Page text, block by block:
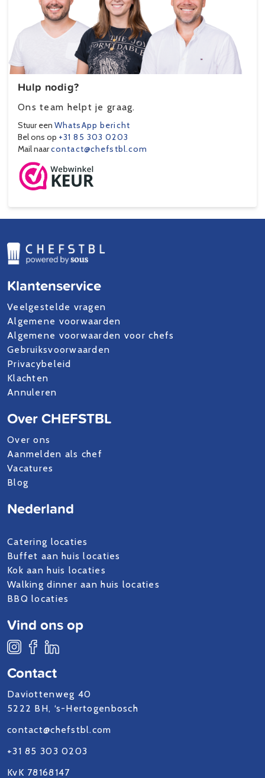
Hulp nodig?
Ons team helpt je graag.
Stuur een WhatsApp bericht
Bel ons op +31 85 303 0203
Mail naarcontact@chefstbl.com
Klantenservice
Veelgestelde vragen
Algemene voorwaarden
Algemene voorwaarden voor chefs
Gebruiksvoorwaarden
Privacybeleid
Klachten
Annuleren
Over CHEFSTBL
Over ons
Aanmelden als chef
Vacatures
Blog
Contact
Daviottenweg 40
5222 BH, ‘s-Hertogenbosch
contact@chefstbl.com
+31 85 303 0203
KvK 78168147
Nederland
Catering locaties
Buffet aan huis locaties
Kok aan huis locaties
Walking dinner aan huis locaties
BBQ locaties
Vind ons op